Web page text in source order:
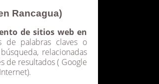
Rancagua)
de sitios web en
de palabras claves o
relacionadas
de resultados ( Google